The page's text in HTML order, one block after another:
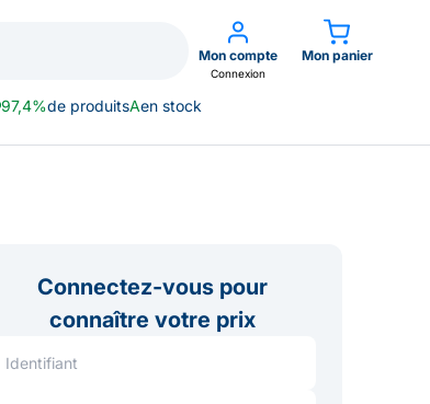
Mon compte
Connexion
Mon panier
97,4%de produitsAen stock
Connectez-vous pour
connaître votre prix